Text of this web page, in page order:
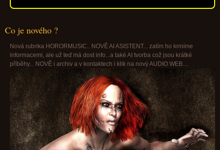
Co je nového ?
Nová rubrika HORORMUSIC.. NOVĚ AI ASISTENT... zatím ho krmíme
informacemi, ale už teď má dost info...a také AI tvorba což jsou krátké
příběhy... NOVĚ i archiv a v kontaktech i klik na nový AUDIO WEB....